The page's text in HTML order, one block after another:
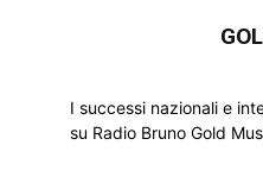
I successi nazionali e
su Radio Bruno Gold